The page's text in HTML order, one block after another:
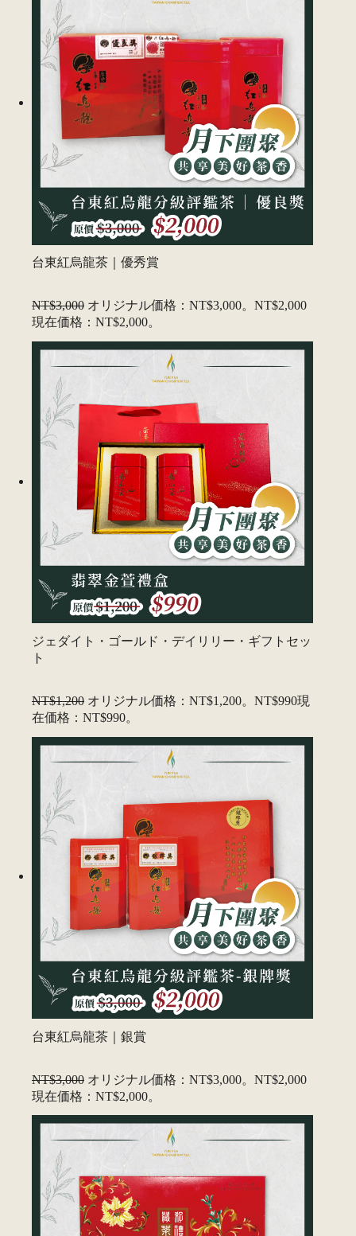
台東紅烏龍茶｜優秀賞
NT$3,000 オリジナル価格：NT$3,000。 NT$2,000
現在価格：NT$2,000。
ジェダイト・ゴールド・デイリリー・ギフトセッ
ト
NT$1,200 オリジナル価格：NT$1,200。 NT$990現
在価格：NT$990。
台東紅烏龍茶｜銀賞
NT$3,000 オリジナル価格：NT$3,000。 NT$2,000
現在価格：NT$2,000。